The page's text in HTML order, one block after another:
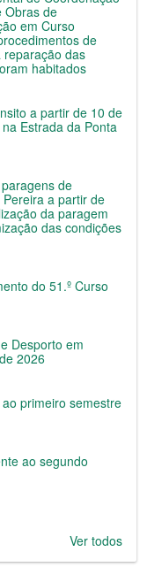
Obras de
em Curso
de
reparação das
habitados
a partir de 10 de
Estrada da Ponta
de
a partir de
da paragem
das condições
do 51.º Curso
Desporto em
2026
primeiro semestre
ao segundo
Ver todos